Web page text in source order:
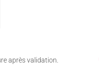
après validation.